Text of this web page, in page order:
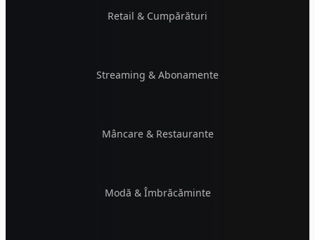
Retail & Cumpărături
Streaming & Abonamente
Mâncare & Restaurante
Modă & Îmbrăcăminte